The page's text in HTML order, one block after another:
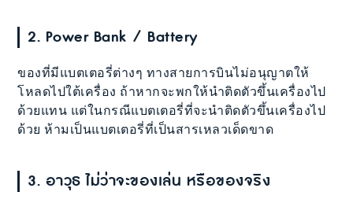
2. Power Bank / Battery
ของที่มีแบตเตอรี่ต่างๆ ทางสายการบินไม่อนุญาตให้
โหลดไปใต้เครื่อง ถ้าหากจะพกให้นำติดตัวขึ้นเครื่องไป
ด้วยแทน แต่ในกรณีแบตเตอรี่ที่จะนำติดตัวขึ้นเครื่องไป
ด้วย ห้ามเป็นแบตเตอรี่ที่เป็นสารเหลวเด็ดขาด
3. อาวุธ ไม่ว่าจะของเล่น หรือของจริง